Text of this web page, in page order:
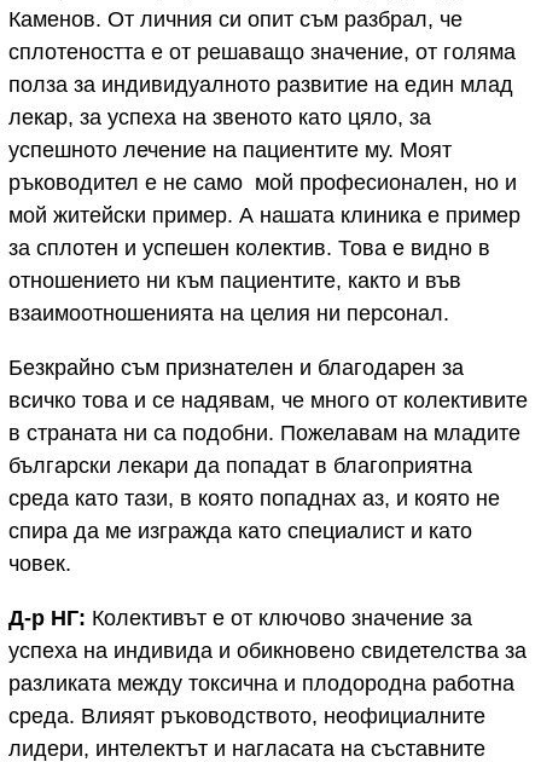
Каменов. От личния си опит съм разбрал, че
сплотеността е от решаващо значение, от голяма
полза за индивидуалното развитие на един млад
лекар, за успеха на звеното като цяло, за
успешното лечение на пациентите му. Моят
ръководител е не само мой професионален, но и
мой житейски пример. А нашата клиника е пример
за сплотен и успешен колектив. Това е видно в
отношението ни към пациентите, както и във
взаимоотношенията на целия ни персонал.
Безкрайно съм признателен и благодарен за
всичко това и се надявам, че много от колективите
в страната ни са подобни. Пожелавам на младите
български лекари да попадат в благоприятна
среда като тази, в която попаднах аз, и която не
спира да ме изгражда като специалист и като
човек.
Д-р НГ: Колективът е от ключово значение за
успеха на индивида и обикновено свидетелства за
разликата между токсична и плодородна работна
среда. Влияят ръководството, неофициалните
лидери, интелектът и нагласата на съставните